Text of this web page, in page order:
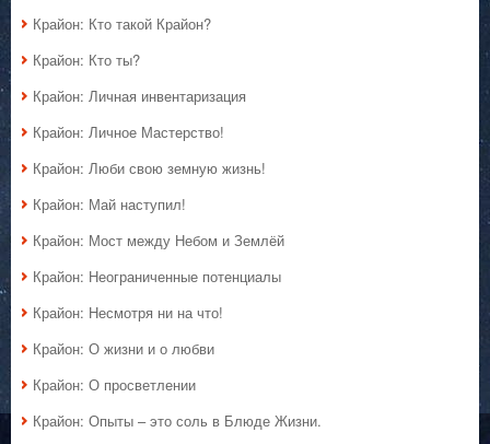
Крайон: Кто такой Крайон?
Крайон: Кто ты?
Крайон: Личная инвентаризация
Крайон: Личное Мастерство!
Крайон: Люби свою земную жизнь!
Крайон: Май наступил!
Крайон: Мост между Небом и Землёй
Крайон: Неограниченные потенциалы
Крайон: Несмотря ни на что!
Крайон: О жизни и о любви
Крайон: О просветлении
Крайон: Опыты – это соль в Блюде Жизни.